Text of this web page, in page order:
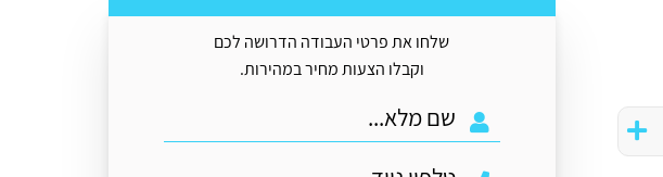
שלחו את פרטי העבודה הדרושה לכם
וקבלו הצעות מחיר במהירות.